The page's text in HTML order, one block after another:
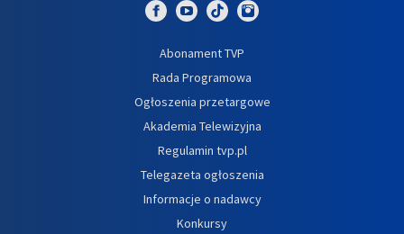
Abonament TVP
Rada Programowa
Ogłoszenia przetargowe
Akademia Telewizyjna
Regulamin tvp.pl
Telegazeta ogłoszenia
Informacje o nadawcy
Konkursy